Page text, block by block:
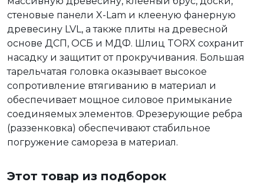
стеновые панели X-Lam и клееную фанерную
древесину LVL, а также плиты на древесной
основе ДСП, ОСБ и МДФ. Шлиц TORX сохранит
насадку и защитит от прокручивания. Большая
тарельчатая головка оказывает высокое
сопротивление втягиванию в материал и
обеспечивает мощное силовое примыкание
соединяемых элементов. Фрезерующие ребра
(раззенковка) обеспечивают стабильное
погружение самореза в материал.
Этот товар из подборок